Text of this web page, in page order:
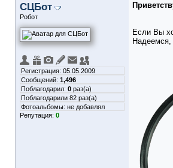
СЦБот
Робот
Регистрация: 05.05.2009
Сообщений: 1,496
Поблагодарил: 0 раз(а)
Поблагодарили 82 раз(а)
Фотоальбомы: не добавлял
Репутация: 0
Если Вы
Надеемся,